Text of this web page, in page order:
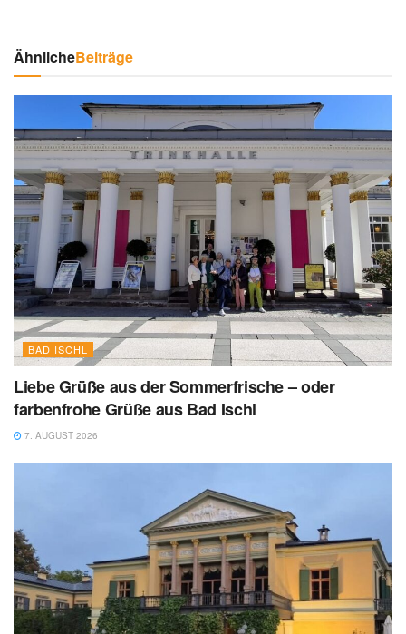
ÄhnlicheBeiträge
BAD ISCHL
Liebe Grüße aus der Sommerfrische – oder
farbenfrohe Grüße aus Bad Ischl
7. AUGUST 2026